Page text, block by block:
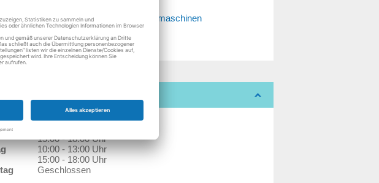
Küchenmaschinen
15:00 - 18:00 Uhr
10:00 - 13:00 Uhr
15:00 - 18:00 Uhr
Geschlossen